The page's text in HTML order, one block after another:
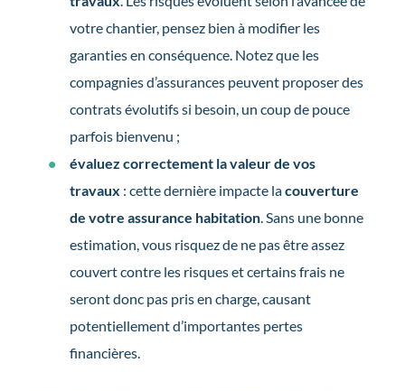
votre chantier, pensez bien à modifier les
garanties en conséquence. Notez que les
compagnies d’assurances peuvent proposer des
contrats évolutifs si besoin, un coup de pouce
parfois bienvenu ;
évaluez correctement la valeur de vos
travaux : cette dernière impacte lacouverture
de votre assurance habitation. Sans une bonne
estimation, vous risquez de ne pas être assez
couvert contre les risques et certains frais ne
seront donc pas pris en charge, causant
potentiellement d’importantes pertes
financières.